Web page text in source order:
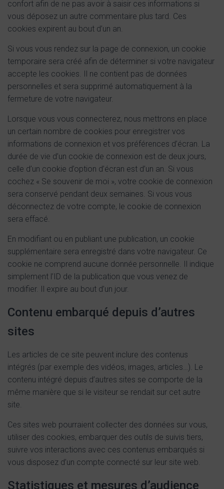
confort afin de ne pas avoir à saisir ces informations si
vous déposez un autre commentaire plus tard. Ces
cookies expirent au bout d’un an.
Si vous vous rendez sur la page de connexion, un cookie
temporaire sera créé afin de déterminer si votre navigateur
accepte les cookies. Il ne contient pas de données
personnelles et sera supprimé automatiquement à la
fermeture de votre navigateur.
Lorsque vous vous connecterez, nous mettrons en place
un certain nombre de cookies pour enregistrer vos
informations de connexion et vos préférences d’écran. La
durée de vie d’un cookie de connexion est de deux jours,
celle d’un cookie d’option d’écran est d’un an. Si vous
cochez « Se souvenir de moi », votre cookie de connexion
sera conservé pendant deux semaines. Si vous vous
déconnectez de votre compte, le cookie de connexion
sera effacé.
En modifiant ou en publiant une publication, un cookie
supplémentaire sera enregistré dans votre navigateur. Ce
cookie ne comprend aucune donnée personnelle. Il indique
simplement l’ID de la publication que vous venez de
modifier. Il expire au bout d’un jour.
Contenu embarqué depuis d’autres
sites
Les articles de ce site peuvent inclure des contenus
intégrés (par exemple des vidéos, images, articles…). Le
contenu intégré depuis d’autres sites se comporte de la
même manière que si le visiteur se rendait sur cet autre
site.
Ces sites web pourraient collecter des données sur vous,
utiliser des cookies, embarquer des outils de suivis tiers,
suivre vos interactions avec ces contenus embarqués si
vous disposez d’un compte connecté sur leur site web.
Statistiques et mesures d’audience